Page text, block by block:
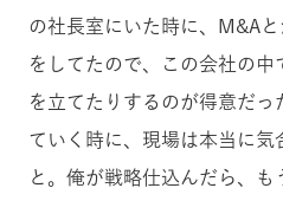
の社長室にいた時に、M&A
をしてたので、この会社の
を立てたりするのが得意だっ
ていく時に、現場は本当に気
と。俺が戦略仕込んだら、も